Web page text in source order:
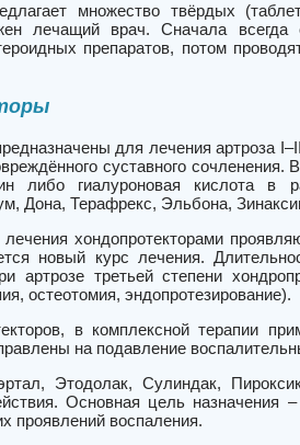
множество твёрдых
лечащий врач. Сначала
препаратов, потом
для лечения артроза
суставного
либо гиалуроновая кислота в
Дона, Терафрекс, Эльбона,
хондопротекторами
новый курс лечения.
артрозе третьей степени
остеотомия, эндопротезирование).
в комплексной терапии
на подавление
Этодолак, Сулиндак,
Основная цель назначения
проявлений воспаления.